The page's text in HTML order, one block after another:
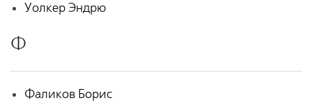
Уолкер Эндрю
Ф
Фаликов Борис